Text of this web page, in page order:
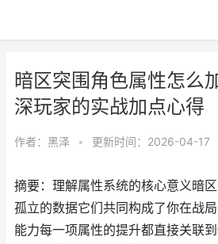
暗区突围角色属性怎么
深玩家的实战加点心得
作者： 黑泽 • 更新时间：2026-04-17
摘要：理解属性系统的核心意义暗
孤立的数据它们共同构成了你在战
能力每一项属性的提升都直接关联